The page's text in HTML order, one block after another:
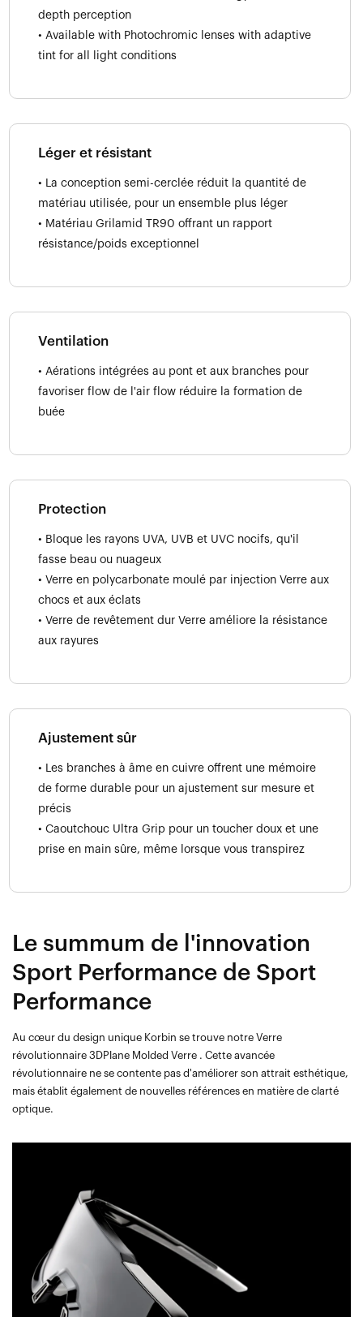
depth perception
• Available with Photochromic lenses with adaptive
tint for all light conditions
Léger et résistant
• La conception semi-cerclée réduit la quantité de
matériau utilisée, pour un ensemble plus léger
• Matériau Grilamid TR90 offrant un rapport
résistance/poids exceptionnel
Ventilation
• Aérations intégrées au pont et aux branches pour
favoriser flow de l'air flow réduire la formation de
buée
Protection
• Bloque les rayons UVA, UVB et UVC nocifs, qu'il
fasse beau ou nuageux
• Verre en polycarbonate moulé par injection Verre aux
chocs et aux éclats
• Verre de revêtement dur Verre améliore la résistance
aux rayures
Ajustement sûr
• Les branches à âme en cuivre offrent une mémoire
de forme durable pour un ajustement sur mesure et
précis
• Caoutchouc Ultra Grip pour un toucher doux et une
prise en main sûre, même lorsque vous transpirez
Le summum de l'innovation
Sport Performance de Sport
Performance
Au cœur du design unique Korbin se trouve notre Verre
révolutionnaire 3DPlane Molded Verre . Cette avancée
révolutionnaire ne se contente pas d'améliorer son attrait esthétique,
mais établit également de nouvelles références en matière de clarté
optique.